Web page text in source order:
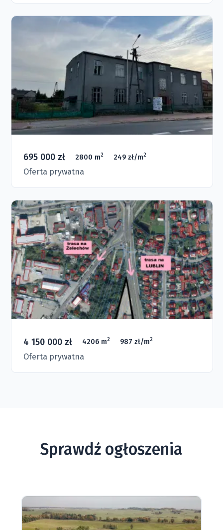
695 000 zł 2800 m2 249 zł/m2
Oferta prywatna
4 150 000 zł 4206 m2 987 zł/m2
Oferta prywatna
Sprawdź ogłoszenia